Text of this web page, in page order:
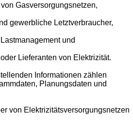
Gasversorgungsnetzen,
gewerbliche Letztverbraucher,
und
Lieferanten von Elektrizität.
Informationen zählen
Planungsdaten und
von Elektrizitätsversorgungsnetzen